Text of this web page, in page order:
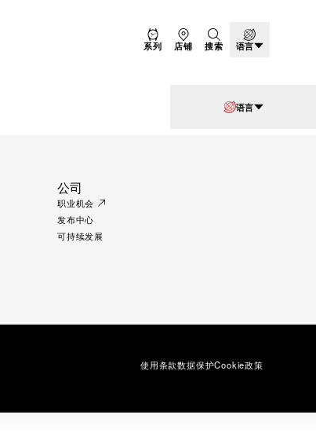
系列 店铺 搜索 语言
公司
职业机会
发布中心
可持续发展
语言
使用条款数据保护Cookie政策